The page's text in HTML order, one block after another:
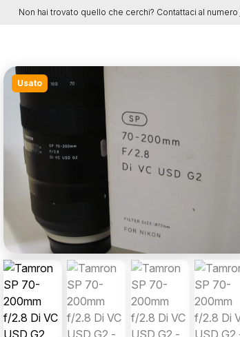
Usato
Non hai trovato quello che cerchi? Contattaci al numero